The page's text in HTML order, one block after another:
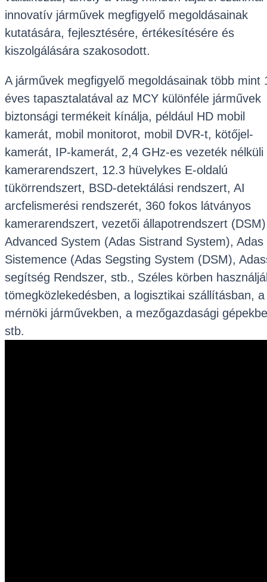
innovatív járművek megfigyelő megoldásainak
kutatására, fejlesztésére, értékesítésére és
kiszolgálására szakosodott.
A járművek megfigyelő megoldásainak több mint
éves tapasztalatával az MCY különféle járművek
biztonsági termékeit kínálja, például HD mobil
kamerát, mobil monitorot, mobil DVR-t, kötőjel-
kamerát, IP-kamerát, 2,4 GHz-es vezeték nélküli
kamerarendszert, 12.3 hüvelykes E-oldalú
tükörrendszert, BSD-detektálási rendszert, AI
arcfelismerési rendszerét, 360 fokos látványos
kamerarendszert, vezetői állapotrendszert
Advanced System (Adas Sistrand System), Adas
Sistemence (Adas Segsting System (DSM),
segítség Rendszer, stb., Széles körben
tömegközlekedésben, a logisztikai szállításban, a
mérnöki járművekben, a mezőgazdasági
stb.